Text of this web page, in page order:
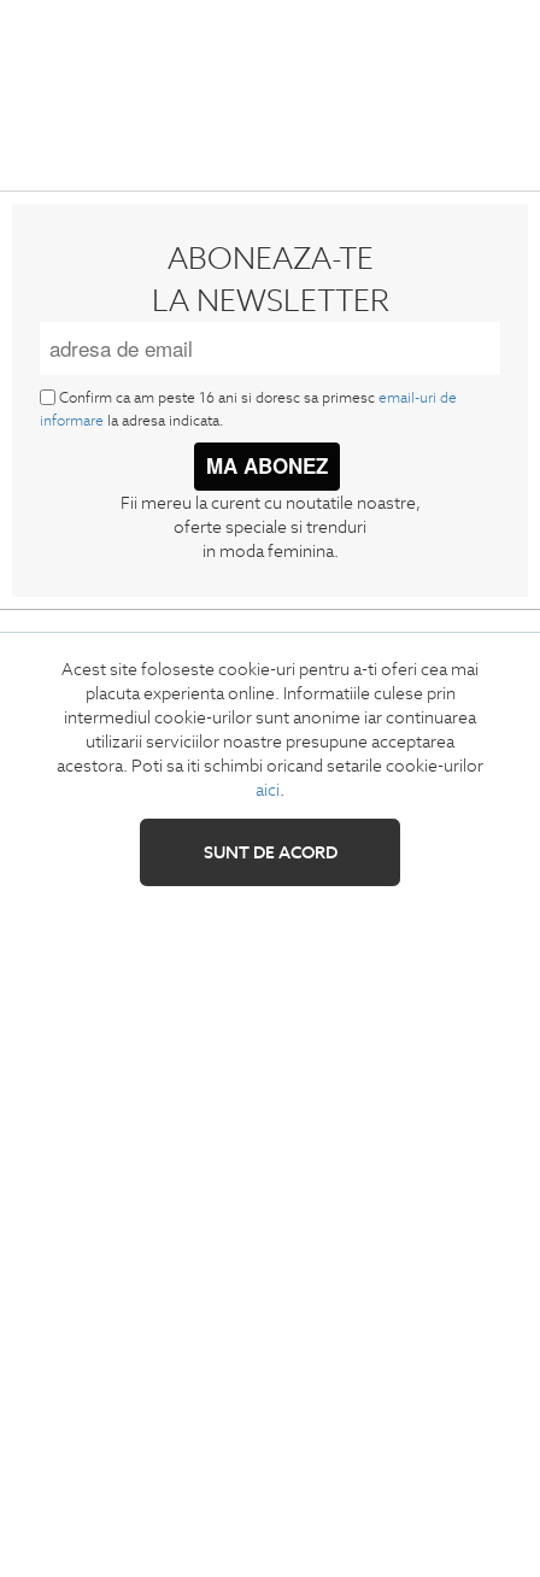
Acest site foloseste cookie-uri pentru a-ti oferi cea mai
placuta experienta online. Informatiile culese prin
intermediul cookie-urilor sunt anonime iar continuarea
utilizarii serviciilor noastre presupune acceptarea
acestora. Poti sa iti schimbi oricand setarile cookie-urilor
aici.
SUNT DE ACORD
ABONEAZA-TE
LA NEWSLETTER
Confirm ca am peste 16 ani si doresc sa primesc email-uri de
informare la adresa indicata.
MA ABONEZ
Fii mereu la curent cu noutatile noastre,
oferte speciale si trenduri
in moda feminina.
CONCIERGE
Termeni si conditii
Retur
Securitatea datelor
Feedback site
ANPC